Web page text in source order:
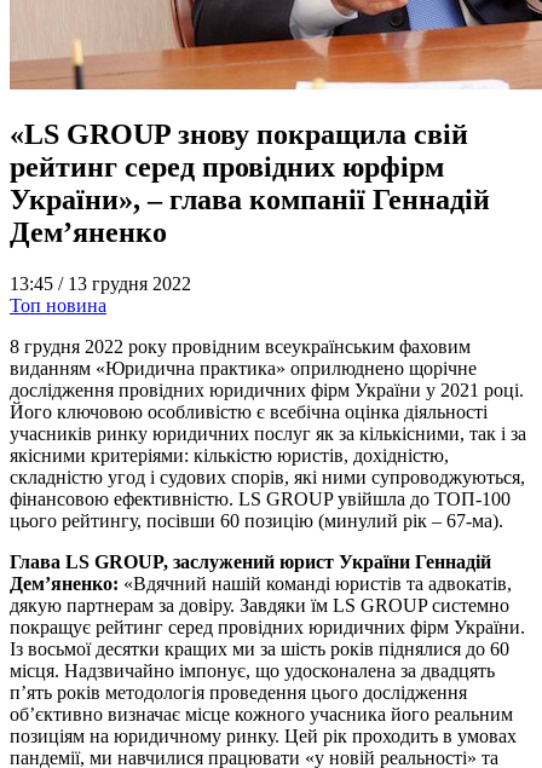
«LS GROUP знову покращила свій
рейтинг серед провідних юрфірм
України», – глава компанії Геннадій
Дем’яненко
13:45 / 13 грудня 2022
Топ новина
8 грудня 2022 року провідним всеукраїнським фаховим
виданням «Юридична практика» оприлюднено щорічне
дослідження провідних юридичних фірм України у 2021 році.
Його ключовою особливістю є всебічна оцінка діяльності
учасників ринку юридичних послуг як за кількісними, так і за
якісними критеріями: кількістю юристів, дохідністю,
складністю угод і судових спорів, які ними супроводжуються,
фінансовою ефективністю. LS GROUP увійшла до ТОП-100
цього рейтингу, посівши 60 позицію (минулий рік – 67-ма).
Глава LS GROUP, заслужений юрист України Геннадій
Дем’яненко: «Вдячний нашій команді юристів та адвокатів,
дякую партнерам за довіру. Завдяки їм LS GROUP системно
покращує рейтинг серед провідних юридичних фірм України.
Із восьмої десятки кращих ми за шість років піднялися до 60
місця. Надзвичайно імпонує, що удосконалена за двадцять
п’ять років методологія проведення цього дослідження
об’єктивно визначає місце кожного учасника його реальним
позиціям на юридичному ринку. Цей рік проходить в умовах
пандемії, ми навчилися працювати «у новій реальності» та